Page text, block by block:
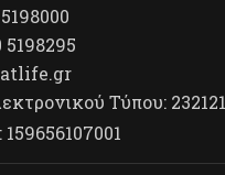
5198295
Τύπου: 232121